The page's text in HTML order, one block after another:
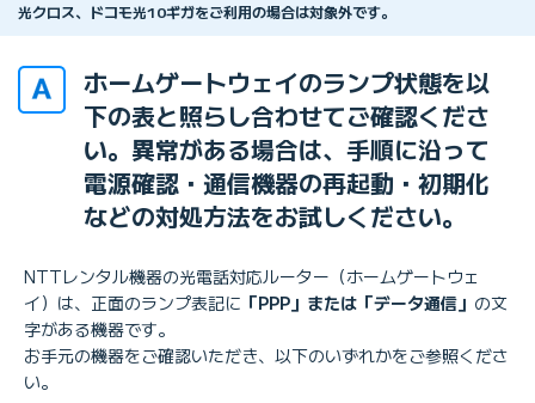
光クロス、ドコモ光10ギガをご利用の場合は対象外です。
ホームゲートウェイのランプ状態を以
下の表と照らし合わせてご確認くださ
い。異常がある場合は、手順に沿って
電源確認・通信機器の再起動・初期化
などの対処方法をお試しください。
NTTレンタル機器の光電話対応ルーター（ホームゲートウェ
イ）は、正面のランプ表記に 「PPP」または「データ通信」 の文
字がある機器です。
お手元の機器をご確認いただき、以下のいずれかをご参照くださ
い。